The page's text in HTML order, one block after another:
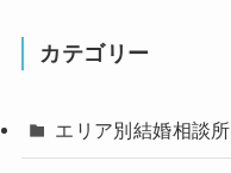
カテゴリー
エリア別結婚相談所